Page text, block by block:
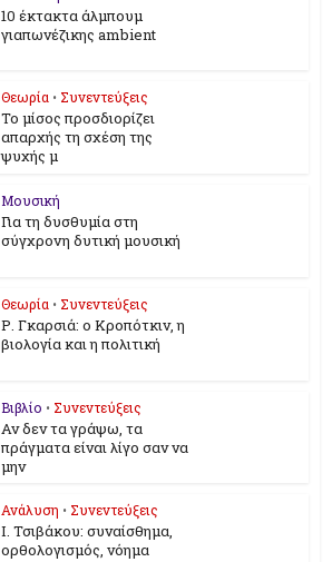
10 έκτακτα άλμπουμ
γιαπωνέζικης ambient
Θεωρία • Συνεντεύξεις
Το μίσος προσδιορίζει
απαρχής τη σχέση της
ψυχής μ
Μουσική
Για τη δυσθυμία στη
σύγχρονη δυτική μουσική
Θεωρία • Συνεντεύξεις
Ρ. Γκαρσιά: ο Κροπότκιν, η
βιολογία και η πολιτική
Βιβλίο • Συνεντεύξεις
Αν δεν τα γράψω, τα
πράγματα είναι λίγο σαν να
μην
Ανάλυση • Συνεντεύξεις
Ι. Τσιβάκου: συναίσθημα,
ορθολογισμός, νόημα